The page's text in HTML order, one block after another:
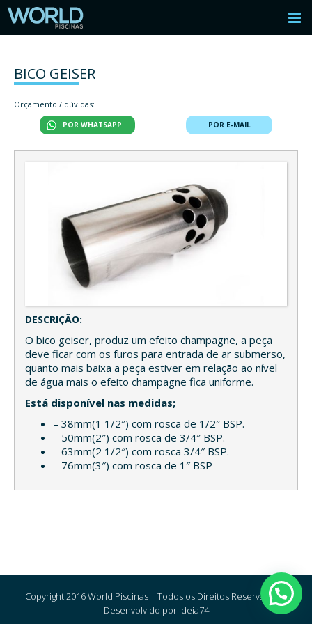
Copyright 2016 World Piscinas | Todos os Direitos Reservados |
Desenvolvido por Ideia74
BICO GEISER
Orçamento / dúvidas:
POR WHATSAPP POR E-MAIL
DESCRIÇÃO:
O bico geiser, produz um efeito champagne, a peça
deve ficar com os furos para entrada de ar submerso,
quanto mais baixa a peça estiver em relação ao nível
de água mais o efeito champagne fica uniforme.
Está disponível nas medidas;
– 38mm(1 1/2″) com rosca de 1/2″ BSP.
– 50mm(2″) com rosca de 3/4″ BSP.
– 63mm(2 1/2″) com rosca 3/4″ BSP.
– 76mm(3″) com rosca de 1″ BSP